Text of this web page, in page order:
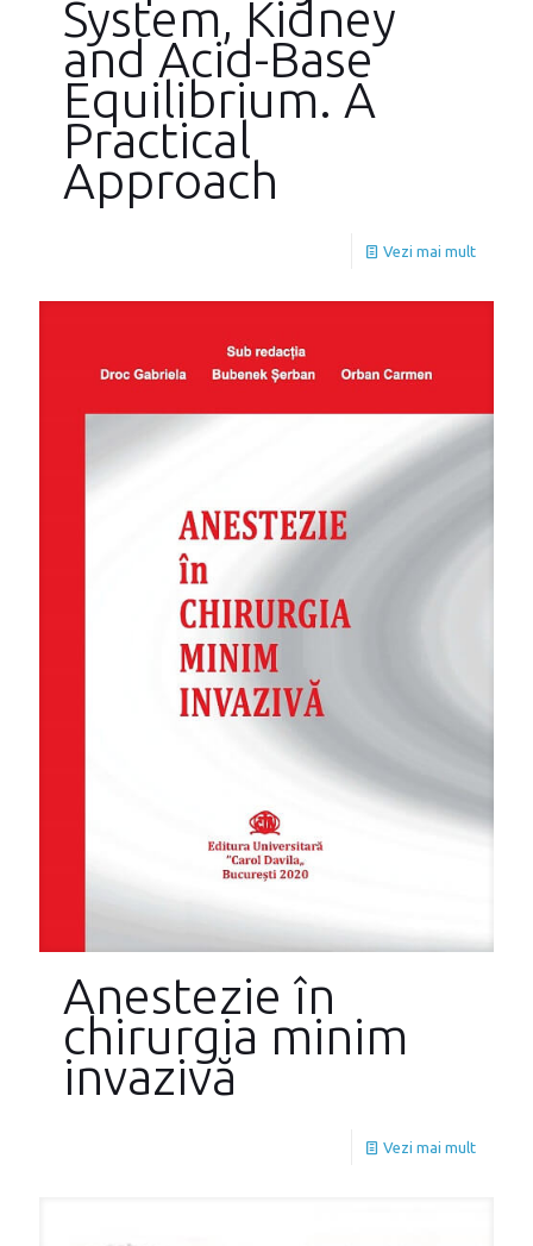
System, Kidney
and Acid-Base
Equilibrium. A
Practical
Approach
Vezi mai mult
Anestezie în
chirurgia minim
invazivă
Vezi mai mult